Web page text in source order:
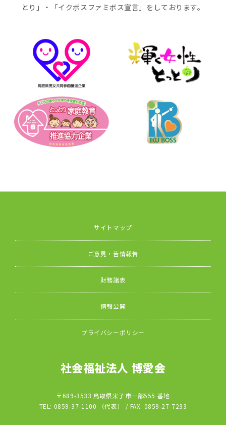
とり」・「イクボスファミボス宣言」をしております。
サイトマップ
ご意見・苦情報告
財務諸表
情報公開
プライバシーポリシー
社会福祉法人 博愛会
〒689-3533 鳥取県米子市一部555 番地
TEL: 0859-37-1100 （代表） / FAX: 0859-27-7233